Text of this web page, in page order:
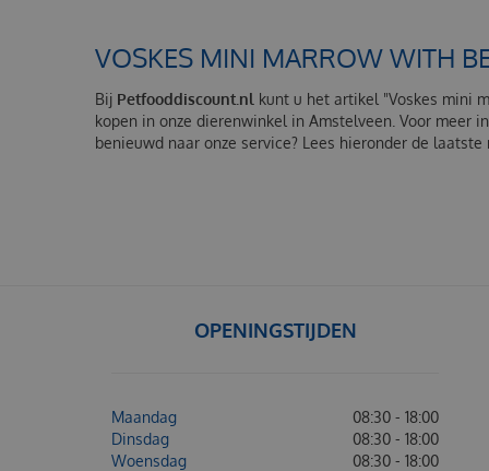
VOSKES MINI MARROW WITH
Bij Petfooddiscount.nl kunt u het artikel "Voskes mini
kopen in onze dierenwinkel in Amstelveen. Voor meer
benieuwd naar onze service? Lees hieronder de
OPENINGSTIJDEN
Maandag
08:30 - 18:00
Dinsdag
08:30 - 18:00
Woensdag
08:30 - 18:00